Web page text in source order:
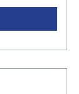
Steel
Saiten